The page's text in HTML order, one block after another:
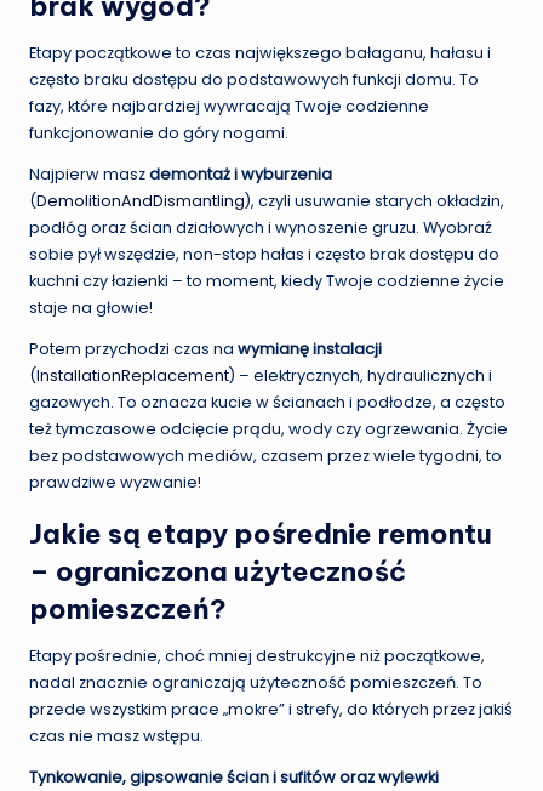
Etapy początkowe to czas największego bałaganu, hałasu i
często braku dostępu do podstawowych funkcji domu. To
fazy, które najbardziej wywracają Twoje codzienne
funkcjonowanie do góry nogami.
Najpierw maszdemontaż i wyburzenia
(DemolitionAndDismantling), czyli usuwanie starych okładzin,
podłóg oraz ścian działowych i wynoszenie gruzu. Wyobraź
sobie pył wszędzie, non-stop hałas i często brak dostępu do
kuchni czy łazienki – to moment, kiedy Twoje codzienne życie
staje na głowie!
Potem przychodzi czas na wymianę instalacji
(InstallationReplacement) – elektrycznych, hydraulicznych i
gazowych. To oznacza kucie w ścianach i podłodze, a często
też tymczasowe odcięcie prądu, wody czy ogrzewania. Życie
bez podstawowych mediów, czasem przez wiele tygodni, to
prawdziwe wyzwanie!
Jakie są etapy pośrednie remontu
– ograniczona użyteczność
pomieszczeń?
Etapy pośrednie, choć mniej destrukcyjne niż początkowe,
nadal znacznie ograniczają użyteczność pomieszczeń. To
przede wszystkim prace „mokre” i strefy, do których przez jakiś
czas nie masz wstępu.
Tynkowanie, gipsowanie ścian i sufitów oraz wylewki